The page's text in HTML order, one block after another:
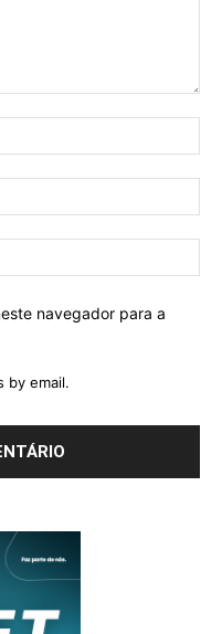
navegador para a
by email.